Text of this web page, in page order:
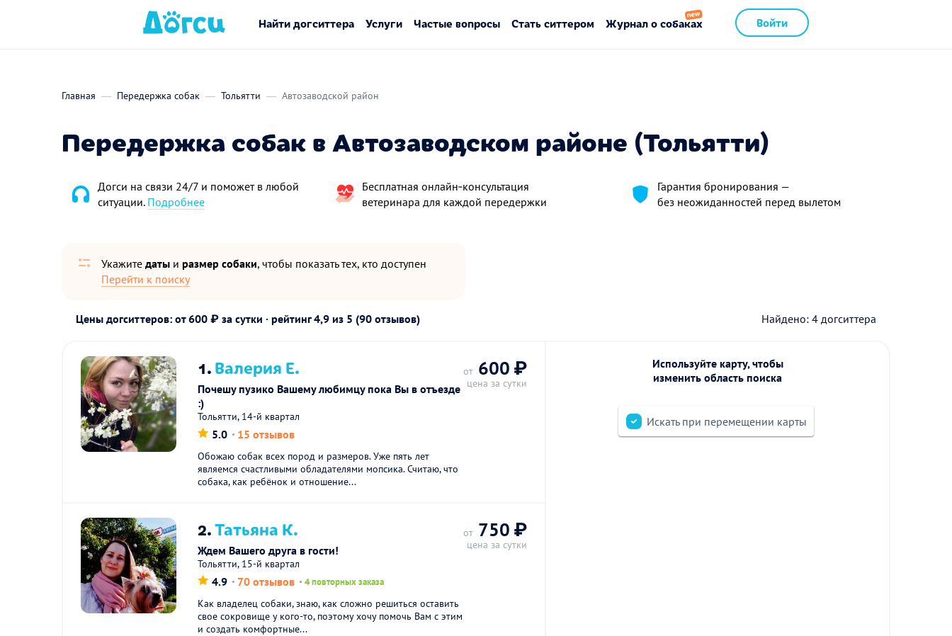
Войти
Найти догситтера Услуги Частые вопросы Стать ситтером Журнал о собаках
Главная Передержка собак Тольятти Автозаводской район
Передержка собак в Автозаводском районе (Тольятти)
Догси на связи 24/7 и поможет в любой
ситуации. Подробнее
Бесплатная онлайн‑консультация
ветеринара для каждой передержки
Гарантия бронирования —
без неожиданностей перед вылетом
Укажите даты и размер собаки, чтобы показать тех, кто доступен
Перейти к поиску
Цены догситтеров: от 600 ₽ за сутки · рейтинг4,9 из 5 (90 отзывов) Найдено: 4 догситтера
1.Валерия Е.
Почешу пузико Вашему любимцу пока Вы в отъезде
:)
Тольятти, 14-й квартал
5.0 15 отзывов
Обожаю собак всех пород и размеров. Уже пять лет
являемся счастливыми обладателями мопсика. Считаю, что
собака, как ребёнок и отношение...
от 600 ₽
цена за сутки
2.Татьяна К.
Ждем Вашего друга в гости!
Тольятти, 15-й квартал
4.9 70 отзывов 4 повторных заказа
Как владелец собаки, знаю, как сложно решиться оставить
свое сокровище у кого-то, поэтому хочу помочь Вам с этим
и создать комфортные...
от 750 ₽
цена за сутки
Используйте карту, чтобы
изменить область поиска
Искать при перемещении карты